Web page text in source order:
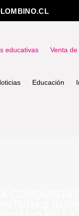
educativas Venta
Educación
LA
PINTURAS